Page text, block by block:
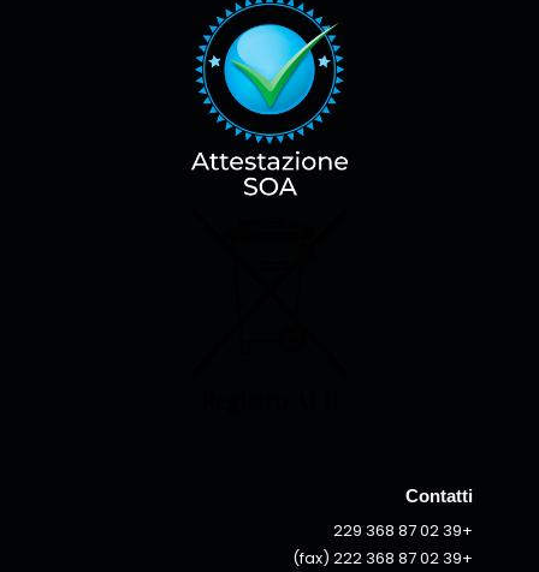
Contatti
+39 02 87 368 229
+39 02 87 368 222 (fax)